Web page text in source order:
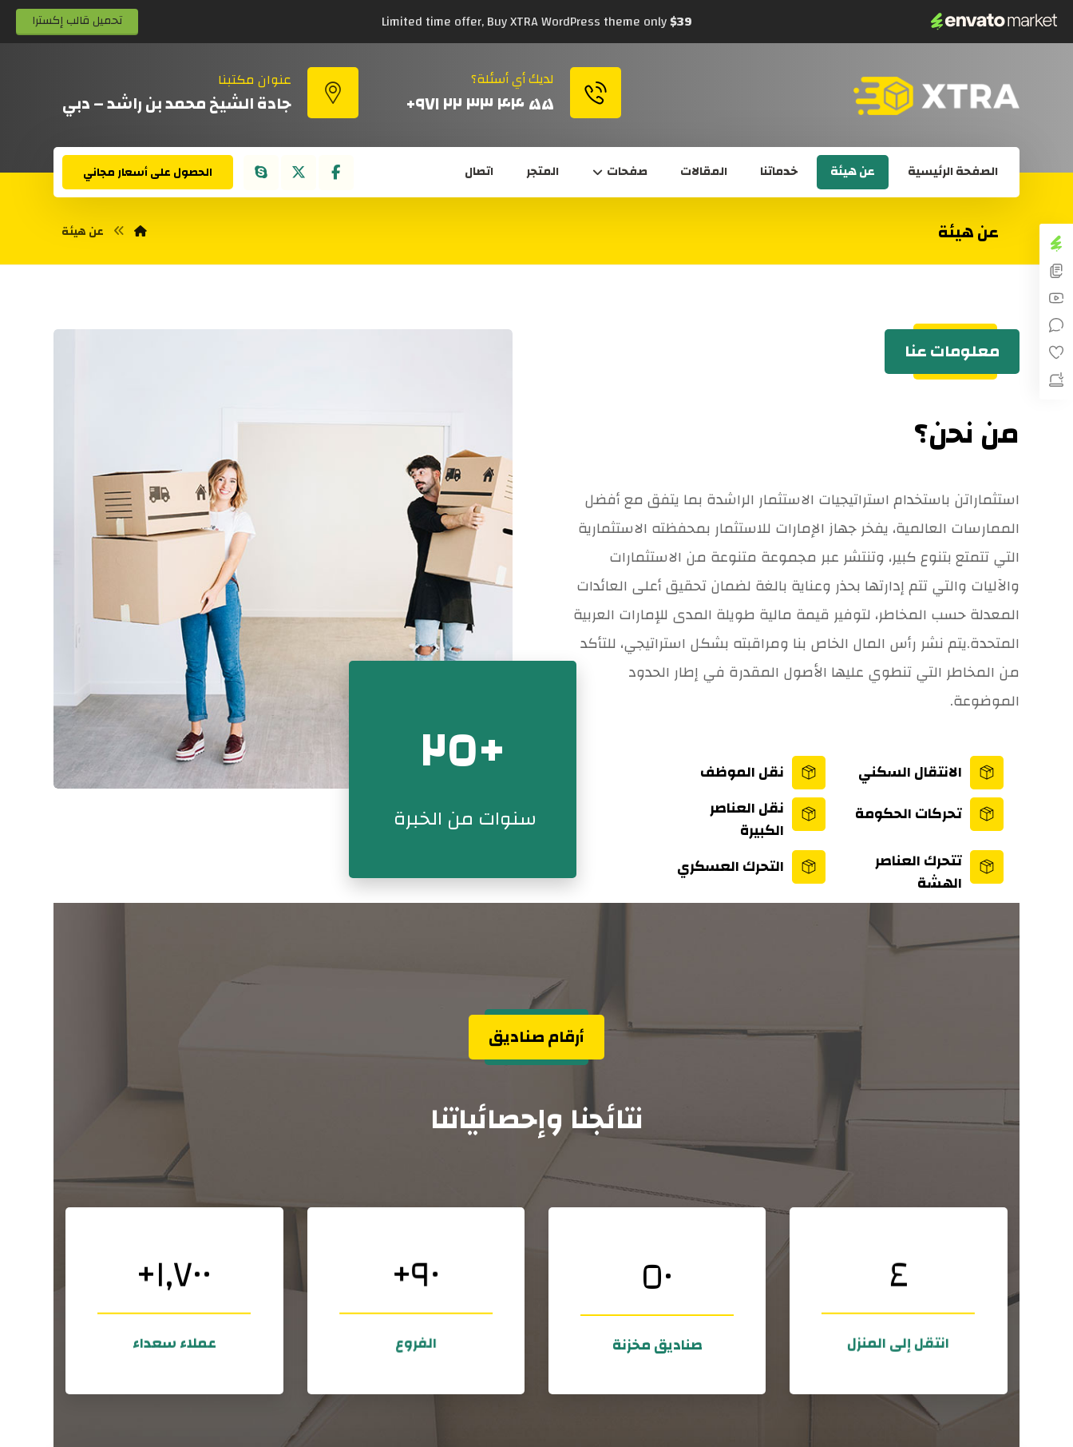
Limited time offer, Buy XTRA WordPress theme only$39 تحميل قالب إكسترا
عنوان مكتبنا
جادة الشيخ محمد بن راشد – دبي
لديك أي أسئلة؟
۵۵ ۴۴ ۳۳ ۲۲ ۹۷۱+
الصفحة الرئيسية عن هيئة خدماتنا المقالات صفحات المتجر اتصال الحصول على أسعار مجاني
عن هيئة عن هيئة
معلومات عنا
من نحن؟
استثماراتن باستخدام استراتيجيات الاستثمار الراشدة بما يتفق مع أفضل
الممارسات العالمية، يفخر جهاز الإمارات للاستثمار بمحفظته الاستثمارية
التي تتمتع بتنوع كبير، وتنتشر عبر مجموعة متنوعة من الاستثمارات
والآليات والتي تتم إدارتها بحذر وعناية بالغة لضمان تحقيق أعلى العائدات
المعدلة حسب المخاطر، لتوفير قيمة مالية طويلة المدى للإمارات العربية
المتحدة.يتم نشر رأس المال الخاص بنا ومراقبته بشكل استراتيجي، للتأكد
من المخاطر التي تنطوي عليها الأصول المقدرة في إطار الحدود
الموضوعة.
الانتقال السكني
نقل الموظف
تحركات الحكومة
نقل العناصر
الكبيرة
تتحرك العناصر
الهشة
التحرك العسكري
+٢٥
سنوات من الخبرة
أرقام صنادیق
نتائجنا وإحصائياتنا
٤
انتقل إلى المنزل
أخرى ٥٠
صناديق مخزنة
يكونوا مخطئين ونحن فخورون
بذلك. ٩٠+
الفروع
مخازننا في عام واحد! ١,٧٠٠+
عملاء سعداء
الفروع